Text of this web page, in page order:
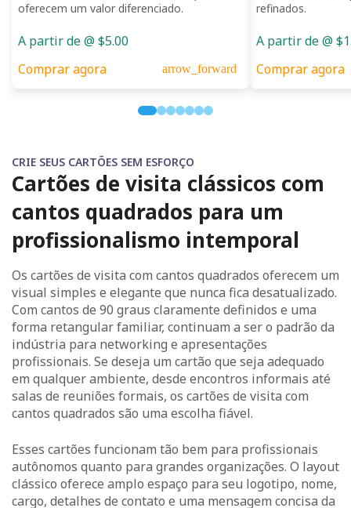
oferecem um valor diferenciado.
A partir de @ $5.00
Comprar agora
arrow_forward
refinados.
A partir de @
Comprar agora
CRIE SEUS CARTÕES SEM ESFORÇO
Cartões de visita clássicos com
cantos quadrados para um
profissionalismo intemporal
Os cartões de visita com cantos quadrados oferecem um
visual simples e elegante que nunca fica desatualizado.
Com cantos de 90 graus claramente definidos e uma
forma retangular familiar, continuam a ser o padrão da
indústria para networking e apresentações
profissionais. Se deseja um cartão que seja adequado
em qualquer ambiente, desde encontros informais até
salas de reuniões formais, os cartões de visita com
cantos quadrados são uma escolha fiável.
Esses cartões funcionam tão bem para profissionais
autônomos quanto para grandes organizações. O layout
clássico oferece amplo espaço para seu logotipo, nome,
cargo, detalhes de contato e uma mensagem concisa da